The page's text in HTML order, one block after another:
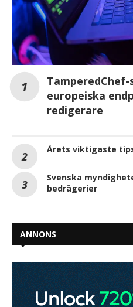
europeiska
redigerare
Årets viktigaste
Svenska
bedrägerier
ANNONS